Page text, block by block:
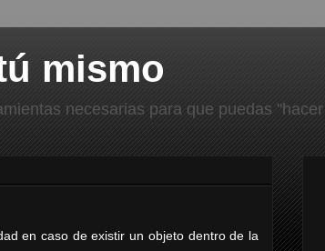
mismo
necesarias para que puedas
en caso de existir un objeto dentro de la